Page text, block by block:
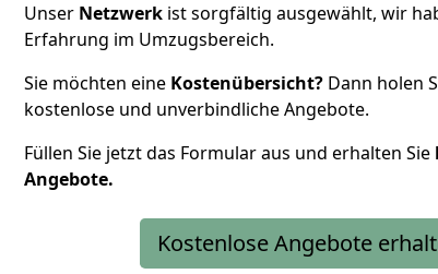
Unser Netzwerk ist sorgfältig ausgewählt, wir
Erfahrung im Umzugsbereich.
Sie möchten eine Kostenübersicht? Dann holen
kostenlose und unverbindliche Angebote.
Füllen Sie jetzt das Formular aus und erhalten Sie
Angebote.
Kostenlose Angebote